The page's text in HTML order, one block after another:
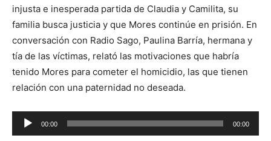
injusta e inesperada partida de Claudia y Camilita, su
familia busca justicia y que Mores continúe en prisión. En
conversación con Radio Sago, Paulina Barría, hermana y
tía de las víctimas, relató las motivaciones que habría
tenido Mores para cometer el homicidio, las que tienen
relación con una paternidad no deseada.
Reproductor
de
00:00 00:00